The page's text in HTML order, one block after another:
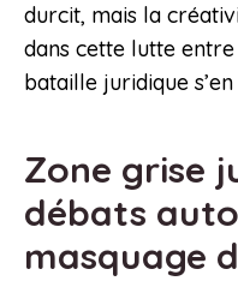
durcit, mais la
dans cette lutte
bataille juridique
Zone grise
débats
masquage